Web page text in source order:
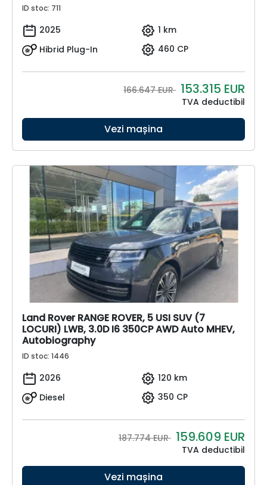
ID stoc: 711
2025
1 km
Hibrid Plug-In
460 CP
166.647 EUR 153.315 EUR
TVA deductibil
Vezi mașina
Land Rover RANGE ROVER, 5 USI SUV (7
LOCURI) LWB, 3.0D I6 350CP AWD Auto MHEV,
Autobiography
ID stoc: 1446
2026
120 km
Diesel
350 CP
187.774 EUR 159.609 EUR
TVA deductibil
Vezi mașina